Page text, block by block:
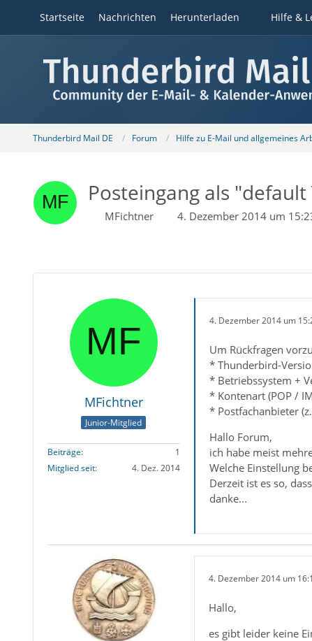
Startseite Nachrichten Herunterladen Hilfe &
Thunderbird Mail DE Forum Hilfe zu E-Mail und allgemeines
Posteingang als "default
MFichtner 4. Dezember 2014 um
MFichtner
Junior-Mitglied
Beiträge
1
Mitglied seit
4. Dez. 2014
4. Dezember 2014 um
Um Rückfragen
* Thunderbird-
* Betriebssystem +
* Kontenart (POP /
* Postfachanbieter
Hallo Forum,
ich habe meist
Welche Einstellung
Derzeit ist es so,
danke...
4. Dezember 2014 um
Hallo,
es gibt leider keine